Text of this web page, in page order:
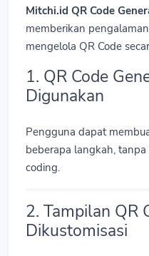
Mitchi.id QR Code
memberikan
mengelola QR Code
1. QR Code
Digunakan
Pengguna dapat
beberapa langkah,
coding.
2. Tampilan QR
Dikustomisasi